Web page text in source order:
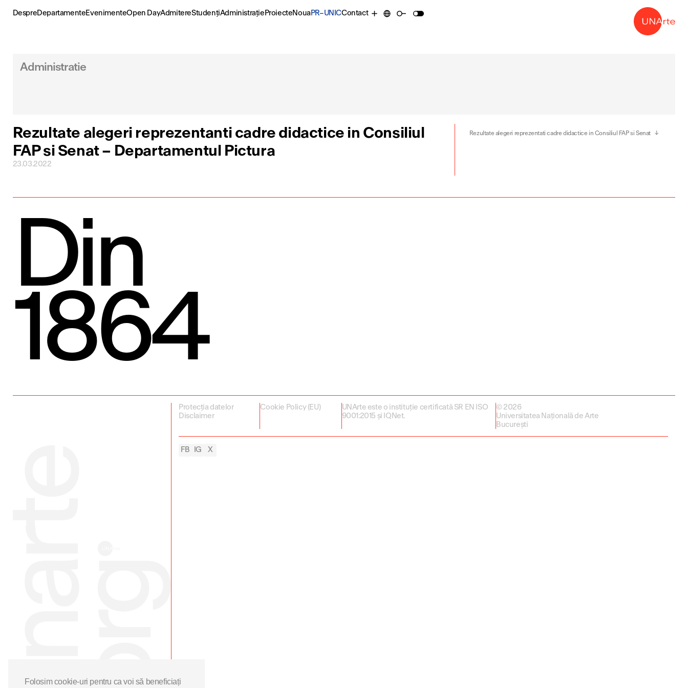
→
DespreDepartamenteEvenimenteOpen DayAdmitereStudențiAdministrație ProiecteNouaPR–UNICContact
Administratie
Rezultate alegeri reprezentanti cadre didactice in Consiliul
FAP si Senat – Departamentul Pictura
23.03.2022
Rezultate alegeri reprezentati cadre didactice in Consiliul FAP si Senat
Din
1864
Protecția datelor
Disclaimer
Cookie Policy (EU)
UNArte este o instituție certificată SR EN ISO
9001:2015 și IQNet.
© 2026
Universitatea Națională de Arte
București
FB IG X
Folosim cookie-uri pentru ca voi să beneficiați